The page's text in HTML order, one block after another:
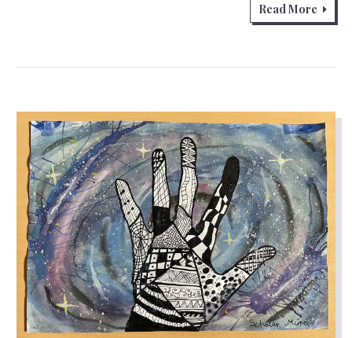
Read More